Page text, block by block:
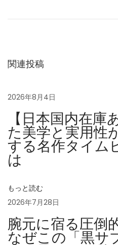
ン
ド
ラ
ー
」
N
O
O
B
関連投稿
2026年8月4日
【日本国内在庫
た美学と実用性
する名作タイム
は
もっと読む
2026年7月28日
腕元に宿る圧倒
なぜこの「黒サ